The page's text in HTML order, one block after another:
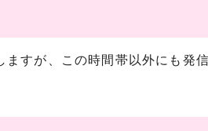
すが、この時間帯以外にも発